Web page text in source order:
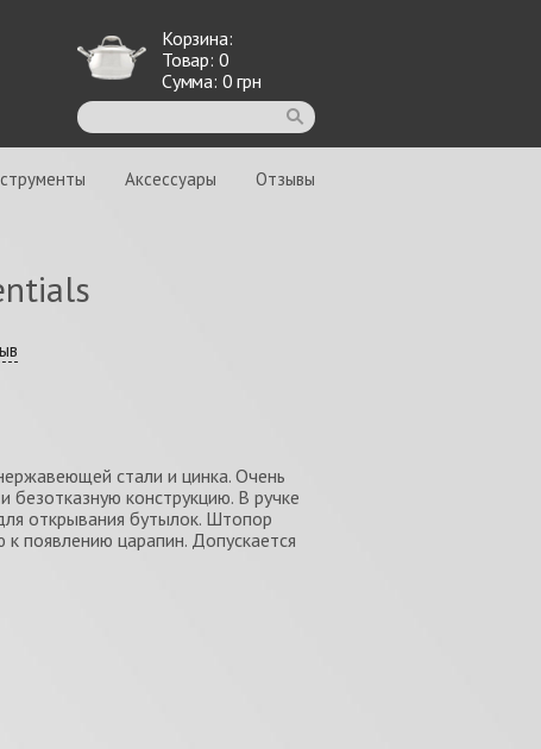
Корзина:
Товар: 0
Сумма: 0 грн
Аксессуары Отзывы
стали и цинка. Очень
безотказную конструкцию. В ручке
открывания бутылок. Штопор
появлению царапин. Допускается